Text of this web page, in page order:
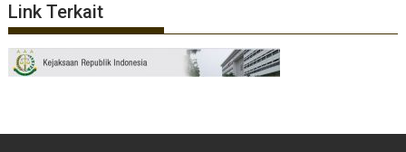
Link Terkait